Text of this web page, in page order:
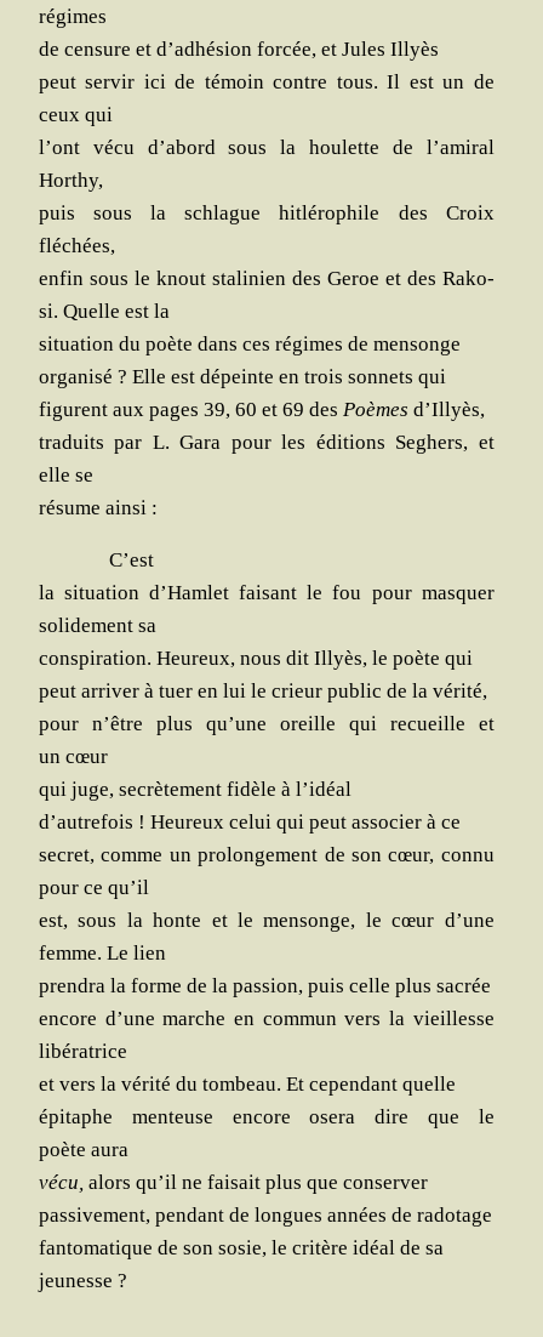
régimes
de cen­sure et d’adhésion for­cée, et Jules Illyès
peut ser­vir ici de témoin contre tous. Il est un de
ceux qui
l’ont vécu d’abord sous la hou­lette de l’amiral
Horthy,
puis sous la schlague hit­lé­ro­phile des Croix
fléchées,
enfin sous le knout sta­li­nien des Geroe et des Rako­
si. Quelle est la
situa­tion du poète dans ces régimes de mensonge
orga­ni­sé ? Elle est dépeinte en trois son­nets qui
figurent aux pages 39, 60 et 69 des Poèmes d’Illyès,
tra­duits par L. Gara pour les édi­tions Seghers, et
elle se
résume ainsi :
C’est
la situa­tion d’Hamlet fai­sant le fou pour mas­quer
soli­de­ment sa
conspi­ra­tion. Heu­reux, nous dit Illyès, le poète qui
peut arri­ver à tuer en lui le crieur public de la vérité,
pour n’être plus qu’une oreille qui recueille et
un cœur
qui juge, secrè­te­ment fidèle à l’idéal
d’autrefois ! Heu­reux celui qui peut asso­cier à ce
secret, comme un pro­lon­ge­ment de son cœur, connu
pour ce qu’il
est, sous la honte et le men­songe, le cœur d’une
femme. Le lien
pren­dra la forme de la pas­sion, puis celle plus sacrée
encore d’une marche en com­mun vers la vieillesse
libératrice
et vers la véri­té du tom­beau. Et cepen­dant quelle
épi­taphe men­teuse encore ose­ra dire que le
poète aura
vécu, alors qu’il ne fai­sait plus que conserver
pas­si­ve­ment, pen­dant de longues années de radotage
fan­to­ma­tique de son sosie, le cri­tère idéal de sa
jeunesse ?